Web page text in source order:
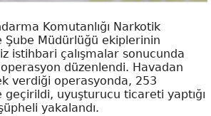
Komutanlığı Narkotik
Şube Müdürlüğü ekiplerinin
istihbari çalışmalar sonucunda
düzenlendi. Havadan
verdiği operasyonda, 253
uyuşturucu ticareti yaptığı
yakalandı.